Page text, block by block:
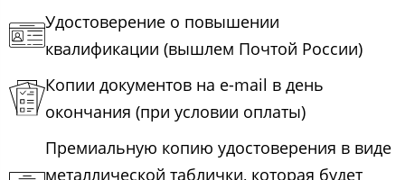
Удостоверение о повышении
квалификации (вышлем Почтой России)
Копии документов на e-mail в день
окончания (при условии оплаты)
Премиальную копию удостоверения в виде
металлической таблички, которая будет